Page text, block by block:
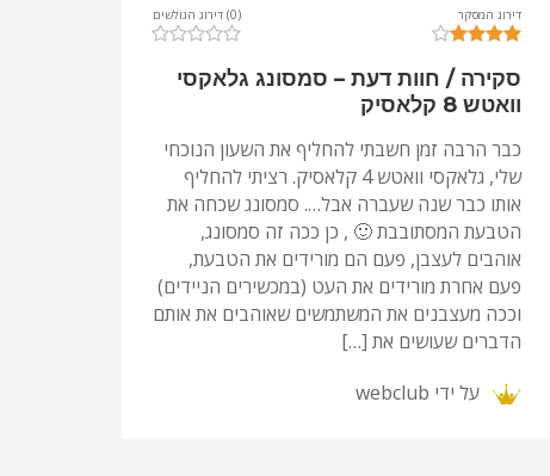
דירוג המסקר (0) דירוג הגולשים
סקירה / חוות דעת – סמסונג גלאקסי
וואטש 8 קלאסיק
כבר הרבה זמן חשבתי להחליף את השעון הנוכחי
שלי, גלאקסי וואטש 4 קלאסיק. רציתי להחליף
אותו כבר שנה שעברה אבל…. סמסונג שכחה את
הטבעת המסתובבת 🙂 , כן ככה זה סמסונג,
אוהבים לעצבן, פעם הם מורידים את הטבעת,
פעם אחרת מורידים את העט (במכשירים הניידים)
וככה מעצבנים את המשתמשים שאוהבים את אותם
הדברים שעושים את […]
על ידי webclub